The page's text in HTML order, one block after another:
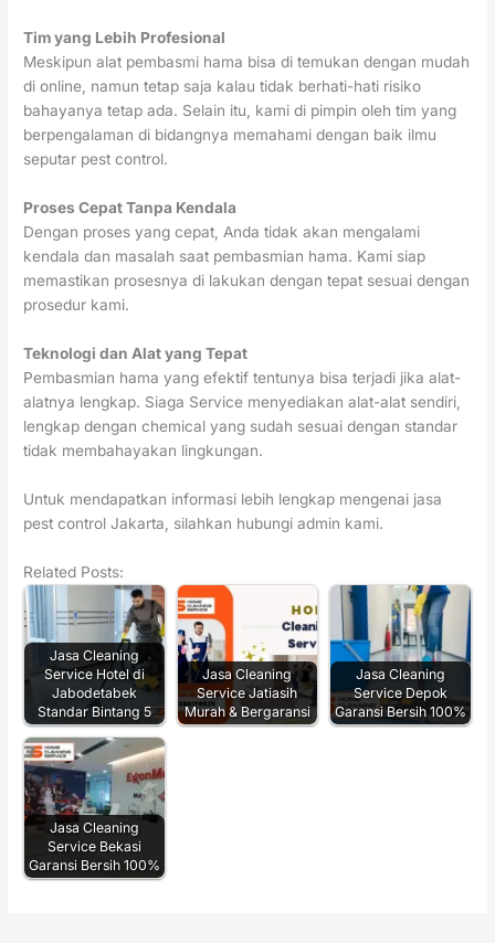
Tim yang Lebih Profesional
Meskipun alat pembasmi hama bisa di temukan dengan mudah
di online, namun tetap saja kalau tidak berhati-hati risiko
bahayanya tetap ada. Selain itu, kami di pimpin oleh tim yang
berpengalaman di bidangnya memahami dengan baik ilmu
seputar pest control.
Proses Cepat Tanpa Kendala
Dengan proses yang cepat, Anda tidak akan mengalami
kendala dan masalah saat pembasmian hama. Kami siap
memastikan prosesnya di lakukan dengan tepat sesuai dengan
prosedur kami.
Teknologi dan Alat yang Tepat
Pembasmian hama yang efektif tentunya bisa terjadi jika alat-
alatnya lengkap. Siaga Service menyediakan alat-alat sendiri,
lengkap dengan chemical yang sudah sesuai dengan standar
tidak membahayakan lingkungan.
Untuk mendapatkan informasi lebih lengkap mengenai jasa
pest control Jakarta, silahkan hubungi admin kami.
Related Posts:
Jasa Cleaning
Service Hotel di
Jabodetabek
Standar Bintang 5
Jasa Cleaning
Service Jatiasih
Murah & Bergaransi
Jasa Cleaning
Service Depok
Garansi Bersih 100%
Jasa Cleaning
Service Bekasi
Garansi Bersih 100%